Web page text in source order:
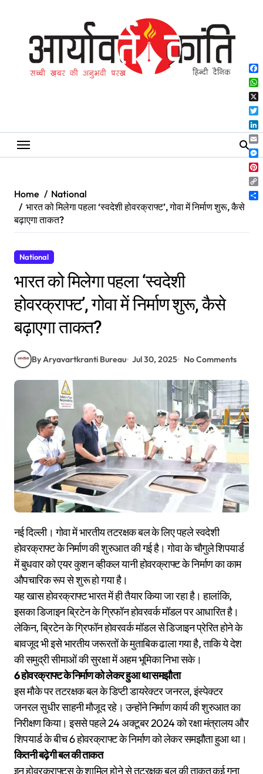
Home
National
भारत को मिलेगा पहला ‘स्वदेशी होवरक्राफ्ट’, गोवा में निर्माण शुरू, कैसे
बढ़ाएगा ताकत?
National
भारत को मिलेगा पहला ‘स्वदेशी
होवरक्राफ्ट’, गोवा में निर्माण शुरू, कैसे
बढ़ाएगा ताकत?
By Aryavartkranti Bureau Jul 30, 2025 No Comments
नई दिल्ली। गोवा में भारतीय तटरक्षक बल के लिए पहले स्वदेशी
होवरक्राफ्ट के निर्माण की शुरुआत की गई है। गोवा के चौगुले शिपयार्ड
में बुधवार को एयर कुशन व्हीकल यानी होवरक्राफ्ट के निर्माण का काम
औपचारिक रूप से शुरू हो गया है।
यह खास होवरक्राफ्ट भारत में ही तैयार किया जा रहा है। हालांकि,
इसका डिजाइन ब्रिटेन के ग्रिफॉन होवरवर्क मॉडल पर आधारित है।
लेकिन, ब्रिटेन के ग्रिफॉन होवरवर्क मॉडल से डिजाइन प्रेरित होने के
बावजूद भी इसे भारतीय जरूरतों के मुताबिक ढाला गया है, ताकि ये देश
की समुद्री सीमाओं की सुरक्षा में अहम भूमिका निभा सके।
6 होवरक्राफ्ट के निर्माण को लेकर हुआ था समझौता
इस मौके पर तटरक्षक बल के डिप्टी डायरेक्टर जनरल, इंस्पेक्टर
जनरल सुधीर साहनी मौजूद रहे। उन्होंने निर्माण कार्य की शुरुआत का
निरीक्षण किया। इससे पहले 24 अक्टूबर 2024 को रक्षा मंत्रालय और
शिपयार्ड के बीच 6 होवरक्राफ्ट के निर्माण को लेकर समझौता हुआ था।
कितनी बढ़ेगी बल की ताकत
इन होवरक्राफ्ट्स के शामिल होने से तटरक्षक बल की ताकत कई गुना
X